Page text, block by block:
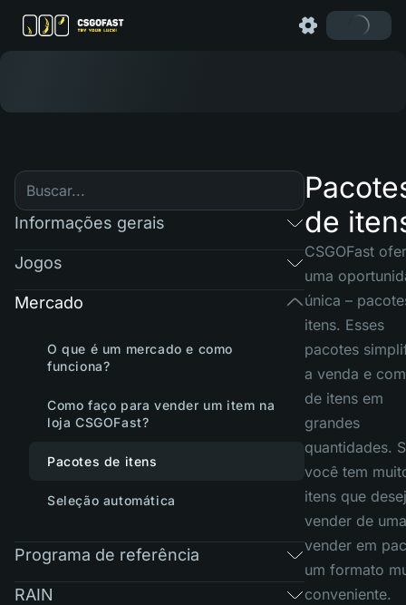
Informações gerais
Jogos
Mercado
O que é um mercado e como
funciona?
Como faço para vender um item na
loja CSGOFast?
Pacotes de itens
Seleção automática
Programa de referência
RAIN
de
CSGOFast
uma
única –
itens. Esses
pacotes
a venda e
de itens em
grandes
quantidades.
você tem
itens que
vender de
vender em
um formato
conveniente.